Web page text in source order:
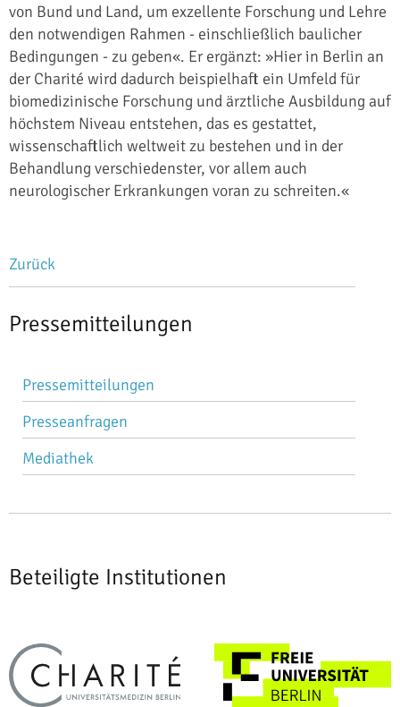
von Bund und Land, um exzellente Forschung und Lehre
den notwendigen Rahmen - einschließlich baulicher
Bedingungen - zu geben«. Er ergänzt: »Hier in Berlin an
der Charité wird dadurch beispielhaft ein Umfeld für
biomedizinische Forschung und ärztliche Ausbildung auf
höchstem Niveau entstehen, das es gestattet,
wissenschaftlich weltweit zu bestehen und in der
Behandlung verschiedenster, vor allem auch
neurologischer Erkrankungen voran zu schreiten.«
Zurück
Pressemitteilungen
Navigation
überspringen
Pressemitteilungen
Presseanfragen
Mediathek
Beteiligte Institutionen